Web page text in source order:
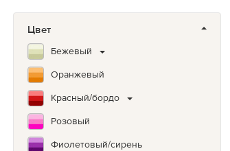
Цвет
Бежевый
Оранжевый
Красный/бордо
Розовый
Фиолетовый/сирень